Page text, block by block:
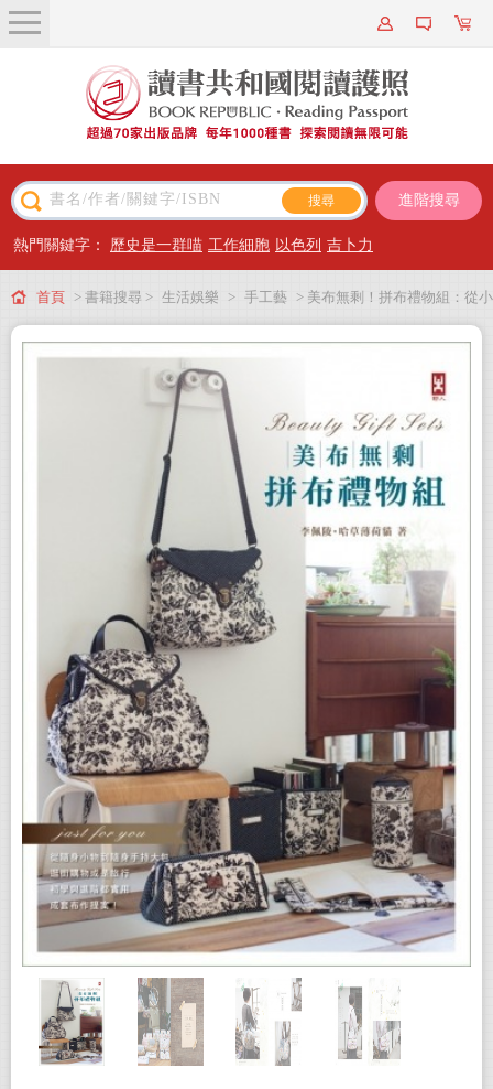
關於我們
近期新書
主題閱讀
出版專區
會員專屬
會員儲值方案
進階搜尋
熱門關鍵字： 歷史是一群喵 工作細胞 以色列 吉卜力
首頁 > 書籍搜尋 > 生活娛樂 > 手工藝 > 美布無剩！拼布禮物組：從小